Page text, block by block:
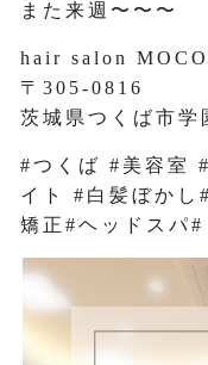
また来週〜〜〜
hair salon MOCO
〒305-0816
茨城県つくば市学
#つくば #美容室
イト #白髪ぼかし
矯正#ヘッドスパ#